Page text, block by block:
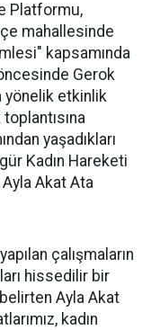
Platformu,
mahallesinde
kapsamında
Gerok
yönelik etkinlik
yaşadıkları
Kadın Hareketi
Akat Ata
çalışmaların
hissedilir bir
Ayla Akat
kadın